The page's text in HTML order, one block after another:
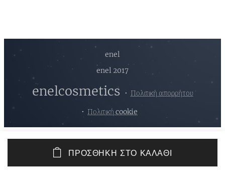
ΠΡΟΣΘΉΚΗ ΣΤΟ ΚΑΛΆΘΙ
enel
enel 2017
enelcosmetics Πολιτική απορρήτου
Πολιτική cookie